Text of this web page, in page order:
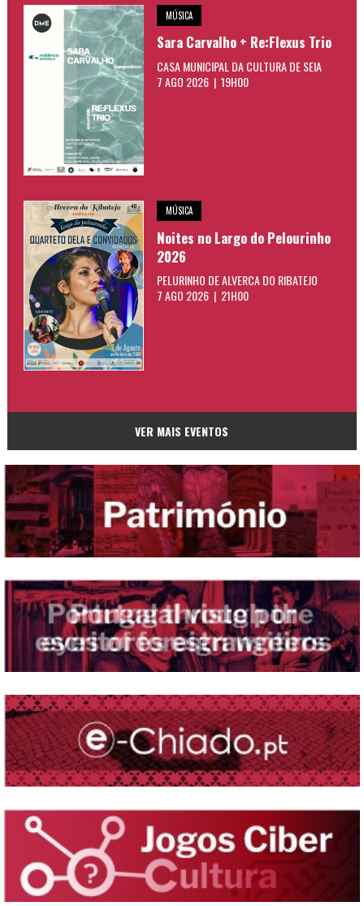
MÚSICA
Sara Carvalho + Re:Flexus Trio
CASA MUNICIPAL DA CULTURA DE SEIA
7 AGO 2026 | 19H00
MÚSICA
Noites no Largo do Pelourinho
2026
PELURINHO DE ALVERCA DO RIBATEJO
7 AGO 2026 | 21H00
VER MAIS EVENTOS